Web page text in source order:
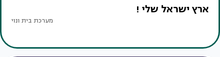
ארץ ישראל שלי !
מערכת בית ונוי